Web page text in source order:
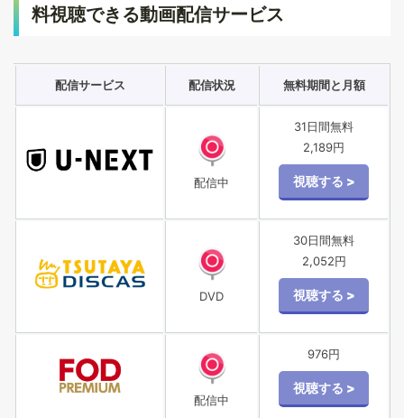
料視聴できる動画配信サービス
配信サービス 配信状況 無料期間と月額
配信中
31日間無料
2,189円
DVD
30日間無料
2,052円
配信中
976円